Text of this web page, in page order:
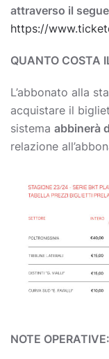
attraverso il
https://
QUANTO COSTA
L’abbonato alla
acquistare il
sistema abbinerà
relazione
NOTE OPERATIVE: